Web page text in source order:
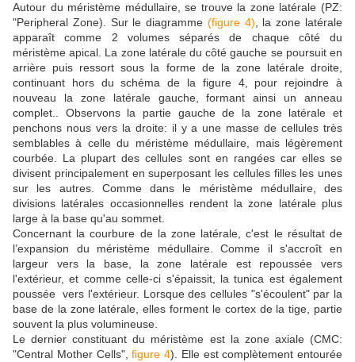
Autour du méristème médullaire, se trouve la zone latérale (PZ:
"Peripheral Zone). Sur le diagramme (figure 4) , la zone latérale
apparaît comme 2 volumes séparés de chaque côté du
méristème apical. La zone latérale du côté gauche se poursuit en
arrière puis ressort sous la forme de la zone latérale droite,
continuant hors du schéma de la figure 4, pour rejoindre à
nouveau la zone latérale gauche, formant ainsi un anneau
complet.. Observons la partie gauche de la zone latérale et
penchons nous vers la droite: il y a une masse de cellules très
semblables à celle du méristème médullaire, mais légèrement
courbée. La plupart des cellules sont en rangées car elles se
divisent principalement en superposant les cellules filles les unes
sur les autres. Comme dans le méristème médullaire, des
divisions latérales occasionnelles rendent la zone latérale plus
large à la base qu'au sommet.
Concernant la courbure de la zone latérale, c'est le résultat de
l’expansion du méristème médullaire. Comme il s'accroît en
largeur vers la base, la zone latérale est repoussée vers
l'extérieur, et comme celle-ci s'épaissit, la tunica est également
poussée vers l'extérieur. Lorsque des cellules "s'écoulent" par la
base de la zone latérale, elles forment le cortex de la tige, partie
souvent la plus volumineuse.
Le dernier constituant du méristème est la zone axiale (CMC:
"Central Mother Cells",figure 4). Elle est complètement entourée